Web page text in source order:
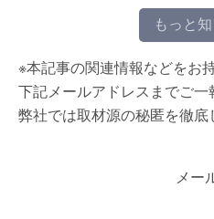
もっと
※本記事の関連情報などをお
下記メールアドレスまでご一
弊社では取材源の秘匿を徹底
メー